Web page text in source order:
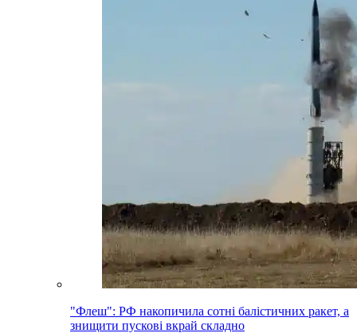
"Флеш": РФ накопичила сотні балістичних ракет, а
знищити пускові вкрай складно